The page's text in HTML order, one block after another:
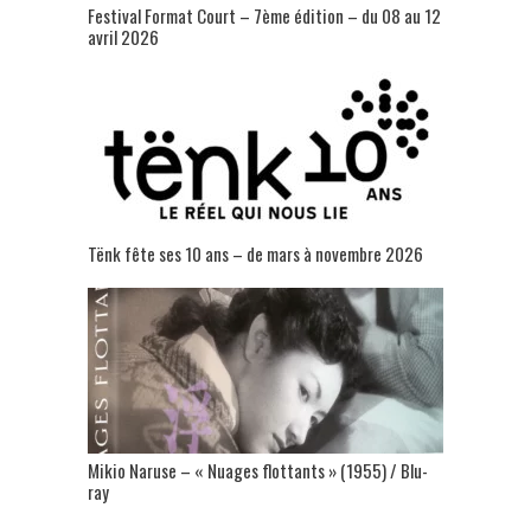
Festival Format Court – 7ème édition – du 08 au 12
avril 2026
Tënk fête ses 10 ans – de mars à novembre 2026
Mikio Naruse – « Nuages flottants » (1955) / Blu-
ray